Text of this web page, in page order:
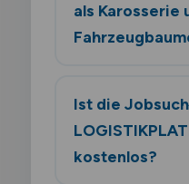
als Karosserie
Ist die
kostenlos?